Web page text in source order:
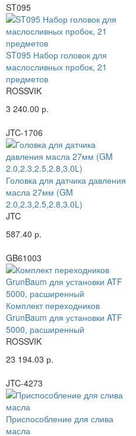
ST095
ST095 Набор головок для
маслосливных пробок, 21
предметов
ROSSVIK
3 240.00 р.
JTC-1706
Головка для датчика давления
масла 27мм (GM
2.0,2.3,2.5,2.8,3.0L)
JTC
587.40 р.
GB61003
Комплект переходников
GrunBaum для установки ATF
5000, расширенный
ROSSVIK
23 194.03 р.
JTC-4273
Приспособление для слива
масла